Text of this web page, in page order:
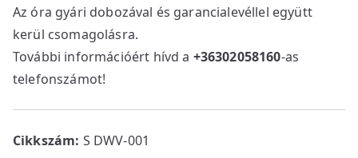
Az óra gyári dobozával és garancialevéllel együtt
kerül csomagolásra.
További információért hívd a +36302058160-as
telefonszámot!
Cikkszám: S DWV-001